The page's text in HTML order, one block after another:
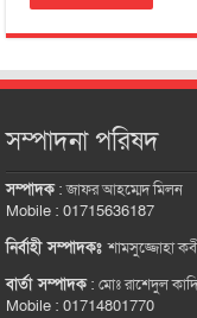
সম্পাদনা পরিষদ
সম্পাদক:জাফর আহম্মেদ মিলন
Mobile : 01715636187
নির্বাহী সম্পাদকঃশামসুজ্জোহা
বার্তা সম্পাদক: মোঃ রাশেদুল
Mobile : 01714801770